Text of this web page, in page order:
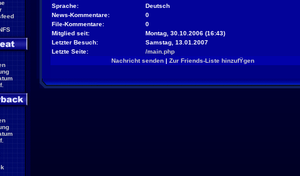
Sprache:
Deutsch
News-Kommentare:
0
File-Kommentare:
0
Mitglied seit:
Montag, 30.10.2006 (16:43)
Letzter Besuch:
Samstag, 13.01.2007
Letzte Seite:
/main.php
Nachricht senden| Zur Friends-Liste hinzufŸgen